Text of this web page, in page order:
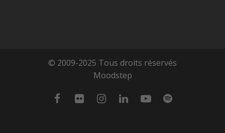
© 2009-2025 Tous droits réservés
Moodstep